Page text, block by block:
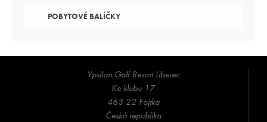
POBYTOVÉ BALÍČKY
Ypsilon Golf Resort Liberec
Ke klubu 17
463 22 Fojtka
Česká republika